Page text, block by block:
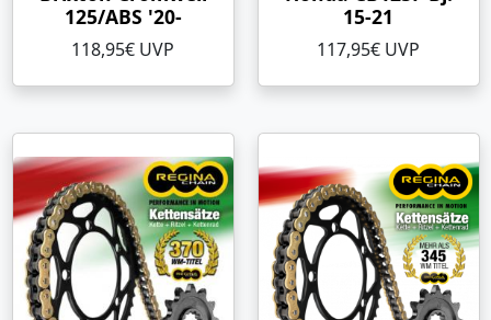
125/ABS '20-
118,95€ UVP
15-21
117,95€ UVP